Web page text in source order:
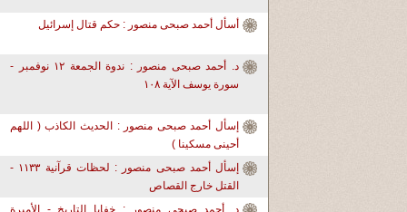
أسأل أحمد صبحى منصور : حكم قتال إسرائيل
د. أحمد صبحى منصور : ندوة الجمعة ١٢ نوفمبر -
سورة يوسف الآية ١٠٨
إسأل أحمد صبحى منصور : الحديث الكاذب ( اللهم
أحينى مسكينا )
إسأل أحمد صبحى منصور : لحظات قرآنية ١١٣٣ -
القتل خارج القصاص
د. أحمد صبحى منصور : خفايا التاريخ - الأميرة